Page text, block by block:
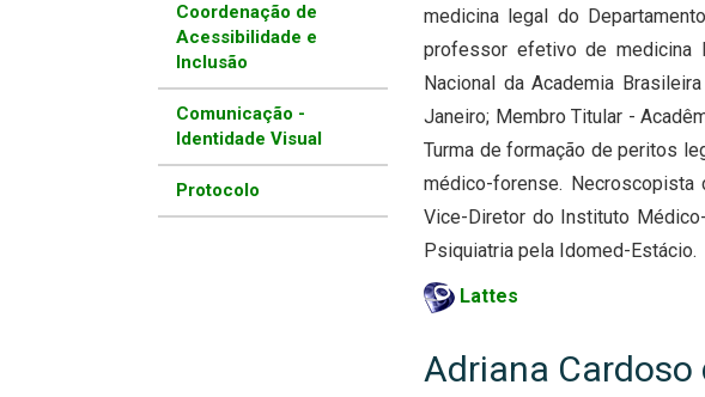
Coordenação de
Acessibilidade e
Inclusão
Comunicação -
Identidade Visual
Protocolo
medicina legal do
professor efetivo de medicina
Nacional da Academia
Janeiro; Membro Titular -
Turma de formação de peritos
médico-forense.
Vice-Diretor do Instituto
Psiquiatria pela Idomed-Estácio.
Lattes
Adriana Cardoso